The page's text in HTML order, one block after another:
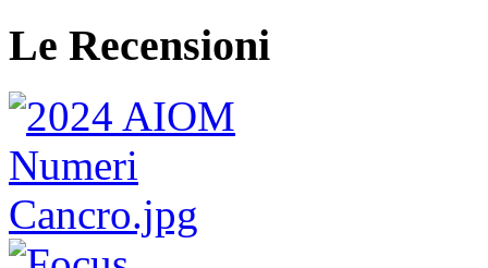
Le Recensioni